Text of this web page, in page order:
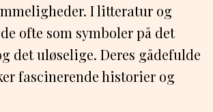
I litteratur og
ofte som symboler på det
det uløselige. Deres gådefulde
fascinerende historier og